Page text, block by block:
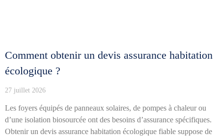
Comment obtenir un devis assurance habitation
écologique ?
27 juillet 2026
Les foyers équipés de panneaux solaires, de pompes à chaleur ou
d’une isolation biosourcée ont des besoins d’assurance spécifiques.
Obtenir un devis assurance habitation écologique fiable suppose de